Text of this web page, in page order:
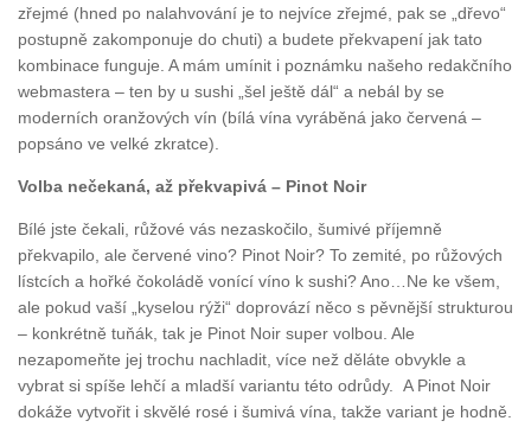
zřejmé (hned po nalahvování je to nejvíce zřejmé, pak se „dřevo“
postupně zakomponuje do chuti) a budete překvapení jak tato
kombinace funguje. A mám umínit i poznámku našeho redakčního
webmastera – ten by u sushi „šel ještě dál“ a nebál by se
moderních oranžových vín (bílá vína vyráběná jako červená –
popsáno ve velké zkratce).
Volba nečekaná, až překvapivá – Pinot Noir
Bílé jste čekali, růžové vás nezaskočilo, šumivé příjemně
překvapilo, ale červené vino? Pinot Noir? To zemité, po růžových
lístcích a hořké čokoládě vonící víno k sushi? Ano…Ne ke všem,
ale pokud vaší „kyselou rýži“ doprovází něco s pěvnější strukturou
– konkrétně tuňák, tak je Pinot Noir super volbou. Ale
nezapomeňte jej trochu nachladit, více než děláte obvykle a
vybrat si spíše lehčí a mladší variantu této odrůdy. A Pinot Noir
dokáže vytvořit i skvělé rosé i šumivá vína, takže variant je hodně.